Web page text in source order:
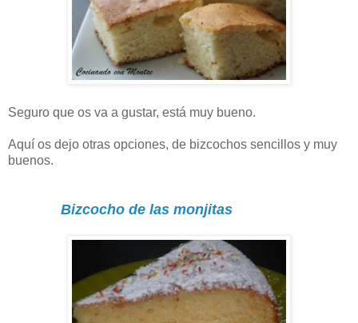
Seguro que os va a gustar, está muy bueno.
Aquí os dejo otras opciones, de bizcochos sencillos y muy
buenos.
Bizcocho de las monjitas